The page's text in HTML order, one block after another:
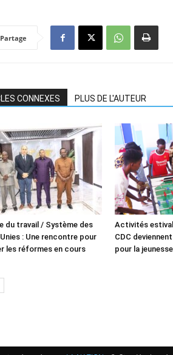
Partage
CONNEXES PLUS DE L'AUTEUR
du travail / Système des
: Une rencontre pour
les réformes en cours
Activités
CDC
pour la